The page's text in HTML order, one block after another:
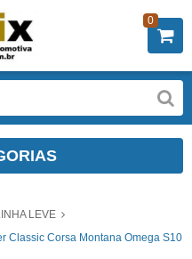
0
LEVE
Classic Corsa Montana Omega S10